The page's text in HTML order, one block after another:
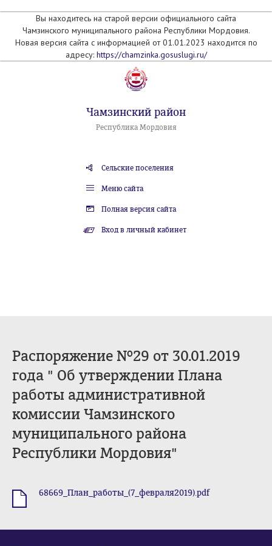
Вы находитесь на старой версии официального сайта
Чамзинского муниципального района Республики Мордовия.
Новая версия сайта с информацией от 01.01.2023 находится по
адресу: https://chamzinka.gosuslugi.ru/
Чамзинский район
Республика Мордовия
Сельские поселения
Меню сайта
Полная версия сайта
Вход в личный кабинет
Распоряжение №29 от 30.01.2019
года " Об утверждении Плана
работы административной
комиссии Чамзинского
муниципального района
Республики Мордовия"
68669_План_работы_(7_февраля2019).pdf